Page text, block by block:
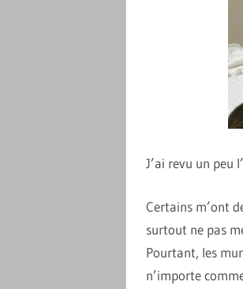
J’ai revu un peu
Certains m’ont
surtout ne pas
Pourtant, les
n’importe